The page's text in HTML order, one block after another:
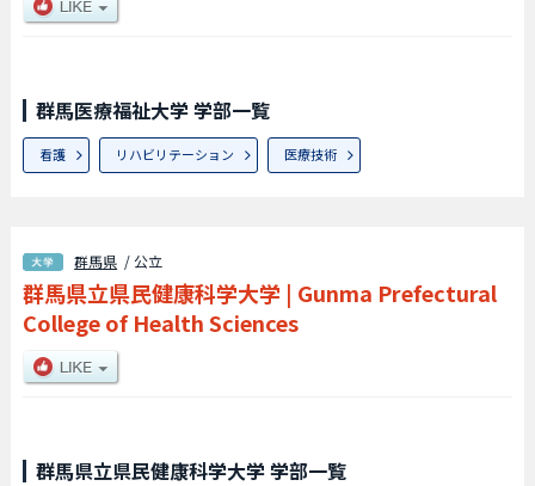
群馬医療福祉大学 学部一覧
看護 リハビリテーション 医療技術
群馬県 / 公立
群馬県立県民健康科学大学 | Gunma Prefectural
College of Health Sciences
群馬県立県民健康科学大学 学部一覧